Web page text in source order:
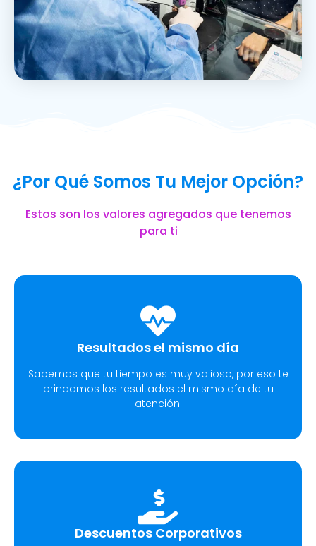
¿Por Qué Somos Tu Mejor Opción?
Estos son los valores agregados que tenemos
para ti
Resultados el mismo día
Sabemos que tu tiempo es muy valioso, por eso te
brindamos los resultados el mismo día de tu
atención.
Descuentos Corporativos